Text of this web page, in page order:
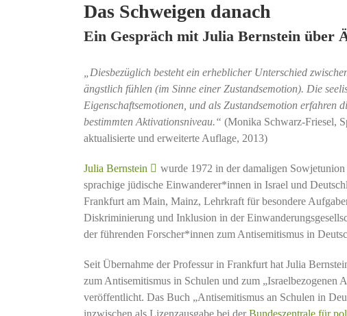
Das Schweigen danach
Ein Gespräch mit Julia Bernstein über
„Diesbezüglich besteht ein erheblicher Unterschied
ängstlich fühlen (im Sinne einer Zustandsemotion). Die
Eigenschaftsemotionen, und als Zustandsemotion erfahren
bestimmten Aktivationsniveau.“ (Monika Schwarz-Friesel,
aktualisierte und erweiterte Auflage, 2013)
Julia Bernstein
wurde 1972 in der damaligen
sprachige jüdische Einwanderer*innen in Israel und
Frankfurt am Main, Mainz, Lehrkraft für besondere
Diskriminierung und Inklusion in der
der führenden Forscher*innen zum Antisemitismus in
Seit Übernahme der Professur in Frankfurt hat Julia
zum Antisemitismus in Schulen und zum „Israelbezogenen
veröffentlicht. Das Buch „Antisemitismus an Schulen in
inzwischen als Lizenzausgabe bei derBundeszentrale für